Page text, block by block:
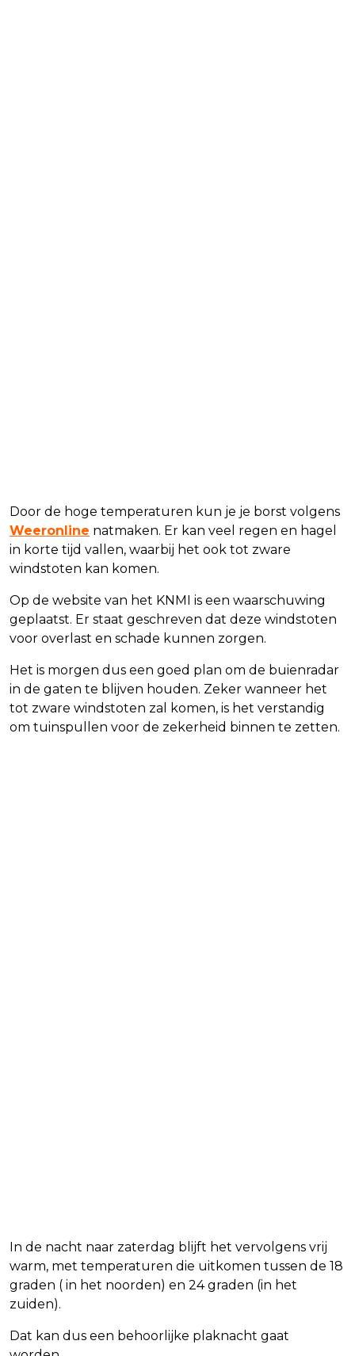
Door de hoge temperaturen kun je je borst volgens
Weeronline natmaken. Er kan veel regen en hagel
in korte tijd vallen, waarbij het ook tot zware
windstoten kan komen.
Op de website van het KNMI is een waarschuwing
geplaatst. Er staat geschreven dat deze windstoten
voor overlast en schade kunnen zorgen.
Het is morgen dus een goed plan om de buienradar
in de gaten te blijven houden. Zeker wanneer het
tot zware windstoten zal komen, is het verstandig
om tuinspullen voor de zekerheid binnen te zetten.
In de nacht naar zaterdag blijft het vervolgens vrij
warm, met temperaturen die uitkomen tussen de 18
graden ( in het noorden) en 24 graden (in het
zuiden).
Dat kan dus een behoorlijke plaknacht gaat